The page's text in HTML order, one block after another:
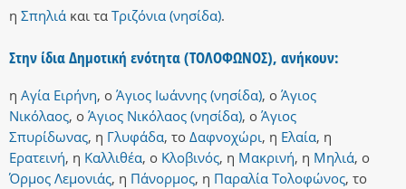
η Σπηλιά και τα Τριζόνια (νησίδα).
Στην ίδια Δημοτική ενότητα (ΤΟΛΟΦΩΝΟΣ), ανήκουν:
η Αγία Ειρήνη, ο Άγιος Ιωάννης (νησίδα), ο Άγιος
Νικόλαος, ο Άγιος Νικόλαος (νησίδα), ο Άγιος
Σπυρίδωνας, η Γλυφάδα, το Δαφνοχώρι, η Ελαία, η
Ερατεινή, η Καλλιθέα, ο Κλοβινός, η Μακρινή, η Μηλιά, ο
Όρμος Λεμονιάς, η Πάνορμος, η Παραλία Τολοφώνος, το